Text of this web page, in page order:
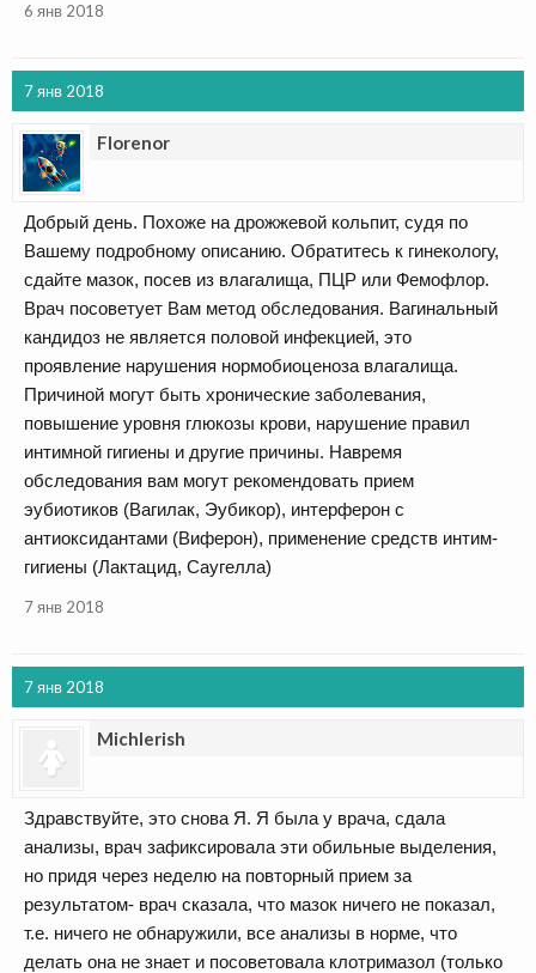
6 янв 2018
7 янв 2018
Florenor
Добрый день. Похоже на дрожжевой кольпит, судя по
Вашему подробному описанию. Обратитесь к гинекологу,
сдайте мазок, посев из влагалища, ПЦР или Фемофлор.
Врач посоветует Вам метод обследования. Вагинальный
кандидоз не является половой инфекцией, это
проявление нарушения нормобиоценоза влагалища.
Причиной могут быть хронические заболевания,
повышение уровня глюкозы крови, нарушение правил
интимной гигиены и другие причины. Навремя
обследования вам могут рекомендовать прием
эубиотиков (Вагилак, Эубикор), интерферон с
антиоксидантами (Виферон), применение средств интим-
гигиены (Лактацид, Саугелла)
7 янв 2018
7 янв 2018
Michlerish
Здравствуйте, это снова Я. Я была у врача, сдала
анализы, врач зафиксировала эти обильные выделения,
но придя через неделю на повторный прием за
результатом- врач сказала, что мазок ничего не показал,
т.е. ничего не обнаружили, все анализы в норме, что
делать она не знает и посоветовала клотримазол (только